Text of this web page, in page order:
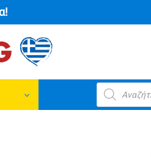
Products
search